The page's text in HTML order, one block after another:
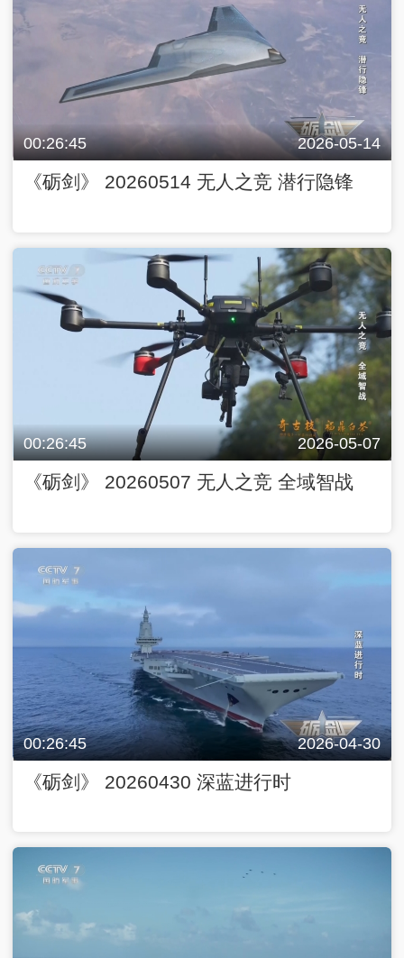
00:26:45 2026-05-14
《砺剑》 20260514 无人之竞 潜行隐锋
00:26:45 2026-05-07
《砺剑》 20260507 无人之竞 全域智战
00:26:45 2026-04-30
《砺剑》 20260430 深蓝进行时